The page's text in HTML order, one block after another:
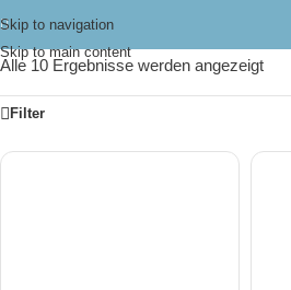
Skip to navigation
Skip to main content
Alle 10 Ergebnisse werden angezeigt
Filter